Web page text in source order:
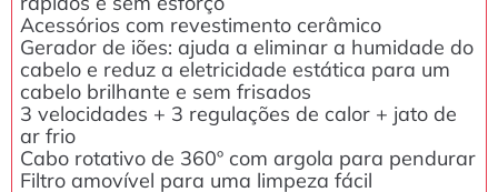
Acessórios com revestimento cerâmico
Gerador de iões: ajuda a eliminar a humidade do
cabelo e reduz a eletricidade estática para um
cabelo brilhante e sem frisados
3 velocidades + 3 regulações de calor + jato de
ar frio
Cabo rotativo de 360º com argola para pendurar
Filtro amovível para uma limpeza fácil